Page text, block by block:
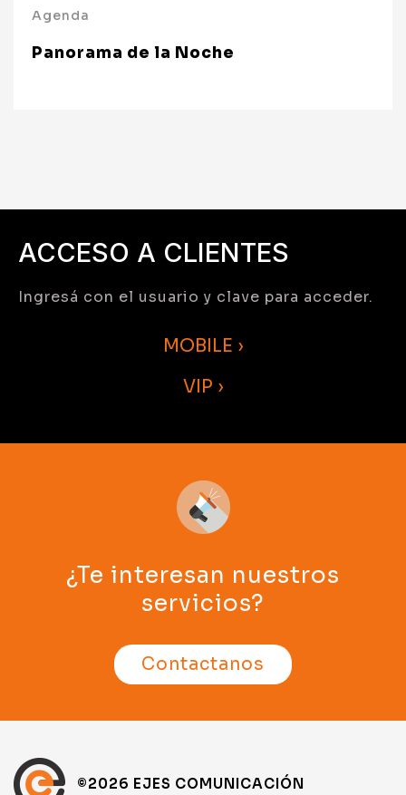
Agenda
Panorama de la Noche
ACCESO A CLIENTES
Ingresá con el usuario y clave para acceder.
MOBILE ›
VIP ›
¿Te interesan nuestros
servicios?
Contactanos
©2026 EJES COMUNICACIÓN